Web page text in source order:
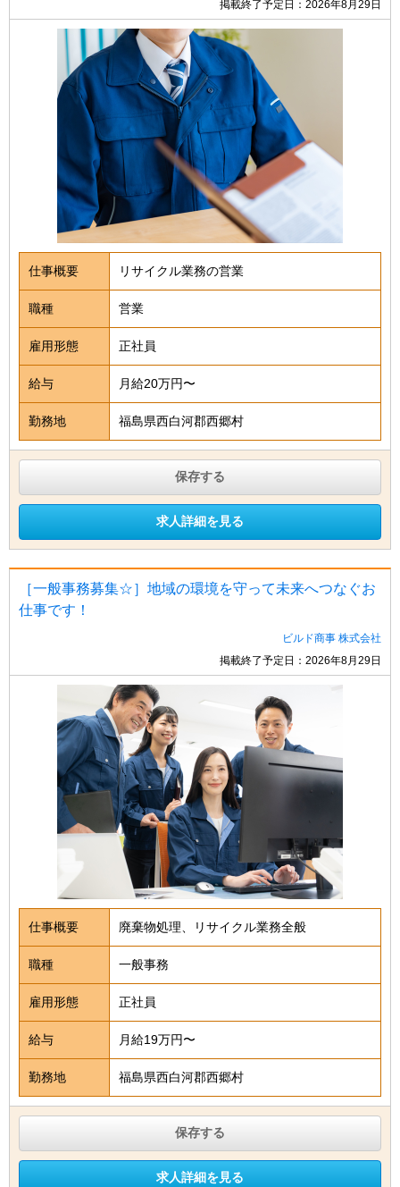
掲載終了予定日：2026年8月29日
仕事概要 リサイクル業務の営業
職種 営業
雇用形態 正社員
給与 月給20万円〜
勤務地 福島県西白河郡西郷村
保存する
求人詳細を見る
［一般事務募集☆］地域の環境を守って未来へつなぐお
仕事です！
ビルド商事 株式会社
掲載終了予定日：2026年8月29日
仕事概要 廃棄物処理、リサイクル業務全般
職種 一般事務
雇用形態 正社員
給与 月給19万円〜
勤務地 福島県西白河郡西郷村
保存する
求人詳細を見る